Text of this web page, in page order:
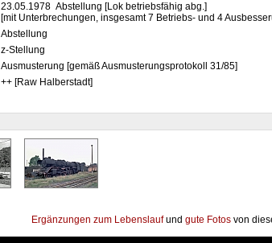
23.05.1978 Abstellung [Lok betriebsfähig abg.]
[mit Unterbrechungen, insgesamt 7 Betriebs- und 4
Abstellung
z-Stellung
Ausmusterung [gemäß Ausmusterungsprotokoll 31/85]
++ [Raw Halberstadt]
Ergänzungen zum Lebenslaufund gute Fotos von